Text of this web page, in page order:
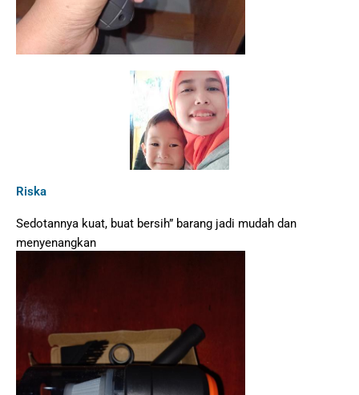
Riska
Sedotannya kuat, buat bersih” barang jadi mudah dan
menyenangkan